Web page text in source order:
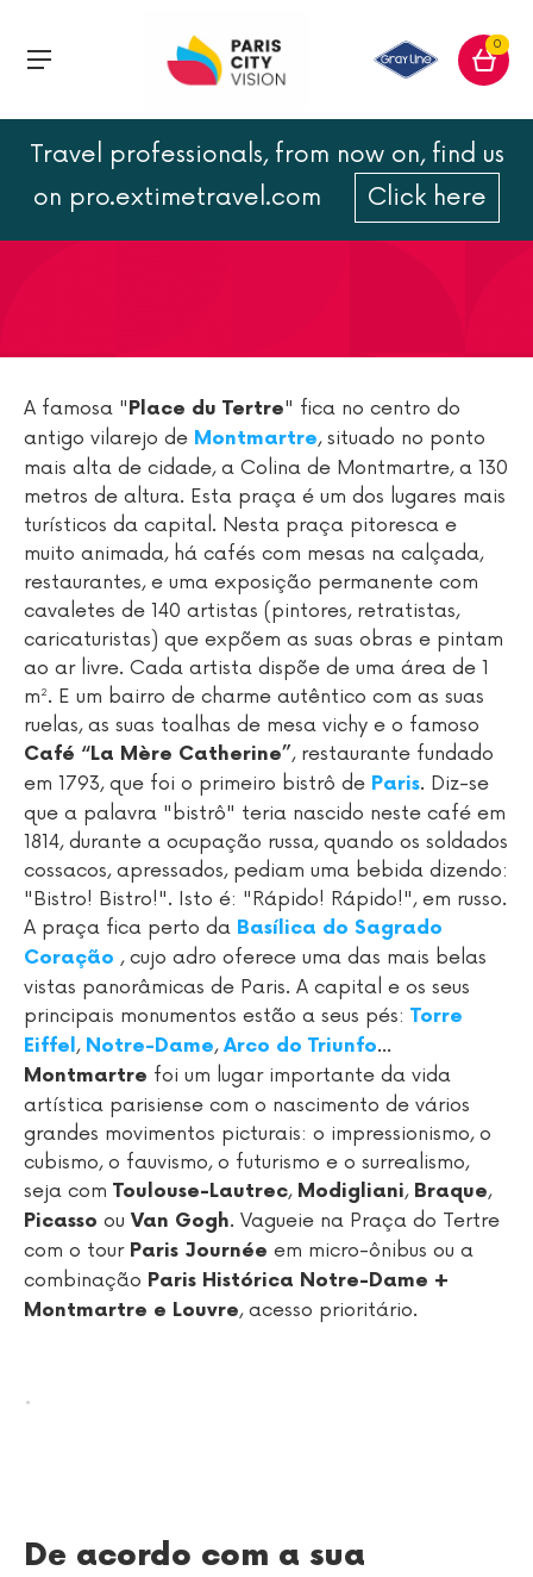
0
Travel professionals, from now on, find us
on pro.extimetravel.com
Click here
Praça de Tertre
A famosa "Place du Tertre" fica no centro do
antigo vilarejo de Montmartre, situado no ponto
mais alta de cidade, a Colina de Montmartre, a 130
metros de altura. Esta praça é um dos lugares mais
turísticos da capital. Nesta praça pitoresca e
muito animada, há cafés com mesas na calçada,
restaurantes, e uma exposição permanente com
cavaletes de 140 artistas (pintores, retratistas,
caricaturistas) que expõem as suas obras e pintam
ao ar livre. Cada artista dispõe de uma área de 1
m². E um bairro de charme autêntico com as suas
ruelas, as suas toalhas de mesa vichy e o famoso
Café “La Mère Catherine”, restaurante fundado
em 1793, que foi o primeiro bistrô de Paris. Diz-se
que a palavra "bistrô" teria nascido neste café em
1814, durante a ocupação russa, quando os soldados
cossacos, apressados, pediam uma bebida dizendo:
"Bistro! Bistro!". Isto é: "Rápido! Rápido!", em russo.
A praça fica perto da Basílica do Sagrado
Coração , cujo adro oferece uma das mais belas
vistas panorâmicas de Paris. A capital e os seus
principais monumentos estão a seus pés: Torre
Eiffel, Notre-Dame, Arco do Triunfo…
Montmartre foi um lugar importante da vida
artística parisiense com o nascimento de vários
grandes movimentos picturais: o impressionismo, o
cubismo, o fauvismo, o futurismo e o surrealismo,
seja com Toulouse-Lautrec, Modigliani, Braque,
Picasso ou Van Gogh. Vagueie na Praça do Tertre
com o tour Paris Journée em micro-ônibus ou a
combinação Paris Histórica Notre-Dame +
Montmartre e Louvre, acesso prioritário.
.
De acordo com a sua